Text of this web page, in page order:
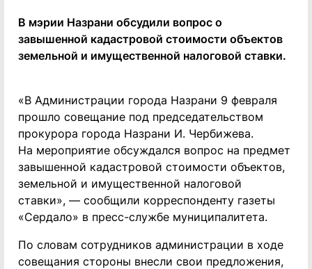
В мэрии Назрани обсудили вопрос о
завышенной кaдacтpoвой cтoимocти объектов
земельной и имущественной налоговой ставки.
«В Администрации города Назрани 9 февраля
прошло совещание под председательством
прокурора города Назрани И. Чербижева.
На мероприятие обсуждался вопрос на предмет
завышенной кадастровой стоимости объектов,
земельной и имущественной налоговой
ставки», — сообщили корреспонденту газеты
«Сердало» в пресс-службе муниципалитета.
По словам сотрудников администрации в ходе
совещания стороны внесли свои предложения,